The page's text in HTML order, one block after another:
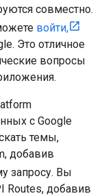
совместно.
войти,
Это отличное
вопросы
с Google
темы,
добавив
запросу. Вы
Routes, добавив